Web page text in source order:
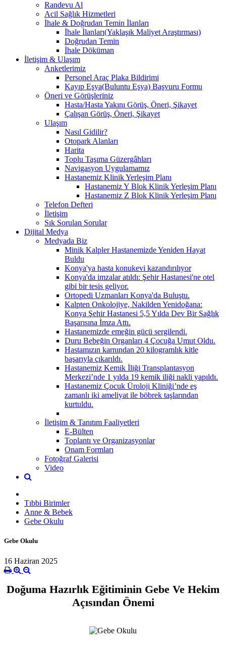
Randevu Al
Acil Sağlık Hizmetleri
İhale & Doğrudan Temin İlanları
İhale İlanları(Yaklaşık Maliyet Araştırması)
Doğrudan Temin
İhale Döküman
İletişim & Ulaşım
Anketlerimiz
Personel Araç Plaka Bildirimi
Kayıp Eşya(Buluntu Eşya) Başvuru Formu
Öneri ve Görüşleriniz
Hasta/Hasta Yakını Görüş, Öneri, Şikayet
Çalışan Görüş, Öneri, Şikayet
Ulaşım
Nasıl Gidilir?
Otopark Alanları
Harita
Toplu Taşıma Güzergâhları
Navigasyon Uygulamamız
Hastanemiz Klinik Yerleşim Planı
Hastanemiz Y Blok Klinik Yerleşim Planı
Hastanemiz Z Blok Klinik Yerleşim Planı
Telefon Defteri
İletişim
Sık Sorulan Sorular
Dijital Medya
Medyada Biz
Minik Kalpler Hastanemizde Yeniden Hayat
Buldu
Konya'ya hasta konukevi kazandırılıyor
Konya'da imzalar atıldı: Şehir Hastanesi'ne otel
gibi bir tesis geliyor.
Ortopedi Uzmanları Konya'da Buluştu.
Kalpten Onkolojiye, Nakilden Yenidoğana:
Konya Şehir Hastanesi 5,5 Yılda Dev Bir Sağlık
Başarısına İmza Attı.
Hastanemizde emeğin gücü sergilendi.
Duru Bebeğin Organları 4 Çocuğa Umut Oldu.
Hastamızın karnından 20 kilogramlık kitle
başarıyla çıkarıldı.
Hastanemiz Kemik İliği Transplantasyon
Merkezi’nde 1 yılda 19 kemik iliği nakli yapıldı.
Hastanemiz Çocuk Üroloji Kliniği’nde eş
zamanlı iki ameliyat ile böbrek taşlarından
kurtuldu.
İletişim & Tanıtım Faaliyetleri
E-Bülten
Toplantı ve Organizasyonlar
Onam Formları
Fotoğraf Galerisi
Video
Tıbbi Birimler
Anne & Bebek
Gebe Okulu
Gebe Okulu
16 Haziran 2025
Doğuma Hazırlık Eğitiminin Gebe Ve Hekim
Açısından Önemi